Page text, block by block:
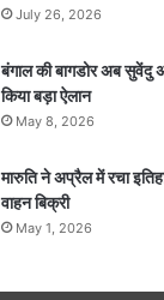
July 26, 2026
बंगाल की बागडोर अब सुवेंदु
किया बड़ा ऐलान
May 8, 2026
मारुति ने अप्रैल में रचा
वाहन बिक्री
May 1, 2026